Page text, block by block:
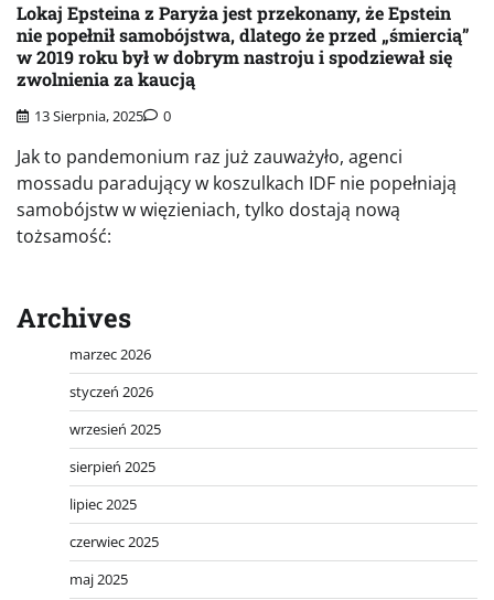
Lokaj Epsteina z Paryża jest przekonany, że Epstein
nie popełnił samobójstwa, dlatego że przed „śmiercią”
w 2019 roku był w dobrym nastroju i spodziewał się
zwolnienia za kaucją
13 Sierpnia, 2025 0
Jak to pandemonium raz już zauważyło, agenci
mossadu paradujący w koszulkach IDF nie popełniają
samobójstw w więzieniach, tylko dostają nową
tożsamość:
Archives
marzec 2026
styczeń 2026
wrzesień 2025
sierpień 2025
lipiec 2025
czerwiec 2025
maj 2025